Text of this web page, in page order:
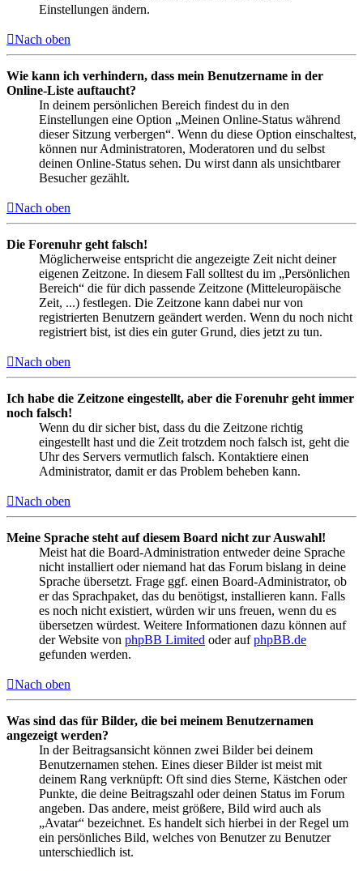
Einstellungen ändern.
Nach oben
Wie kann ich verhindern, dass mein Benutzername in der
Online-Liste auftaucht?
In deinem persönlichen Bereich findest du in den
Einstellungen eine Option „Meinen Online-Status während
dieser Sitzung verbergen“. Wenn du diese Option einschaltest,
können nur Administratoren, Moderatoren und du selbst
deinen Online-Status sehen. Du wirst dann als unsichtbarer
Besucher gezählt.
Nach oben
Die Forenuhr geht falsch!
Möglicherweise entspricht die angezeigte Zeit nicht deiner
eigenen Zeitzone. In diesem Fall solltest du im „Persönlichen
Bereich“ die für dich passende Zeitzone (Mitteleuropäische
Zeit, ...) festlegen. Die Zeitzone kann dabei nur von
registrierten Benutzern geändert werden. Wenn du noch nicht
registriert bist, ist dies ein guter Grund, dies jetzt zu tun.
Nach oben
Ich habe die Zeitzone eingestellt, aber die Forenuhr geht immer
noch falsch!
Wenn du dir sicher bist, dass du die Zeitzone richtig
eingestellt hast und die Zeit trotzdem noch falsch ist, geht die
Uhr des Servers vermutlich falsch. Kontaktiere einen
Administrator, damit er das Problem beheben kann.
Nach oben
Meine Sprache steht auf diesem Board nicht zur Auswahl!
Meist hat die Board-Administration entweder deine Sprache
nicht installiert oder niemand hat das Forum bislang in deine
Sprache übersetzt. Frage ggf. einen Board-Administrator, ob
er das Sprachpaket, das du benötigst, installieren kann. Falls
es noch nicht existiert, würden wir uns freuen, wenn du es
übersetzen würdest. Weitere Informationen dazu können auf
der Website von phpBB Limited oder aufphpBB.de
gefunden werden.
Nach oben
Was sind das für Bilder, die bei meinem Benutzernamen
angezeigt werden?
In der Beitragsansicht können zwei Bilder bei deinem
Benutzernamen stehen. Eines dieser Bilder ist meist mit
deinem Rang verknüpft: Oft sind dies Sterne, Kästchen oder
Punkte, die deine Beitragszahl oder deinen Status im Forum
angeben. Das andere, meist größere, Bild wird auch als
„Avatar“ bezeichnet. Es handelt sich hierbei in der Regel um
ein persönliches Bild, welches von Benutzer zu Benutzer
unterschiedlich ist.